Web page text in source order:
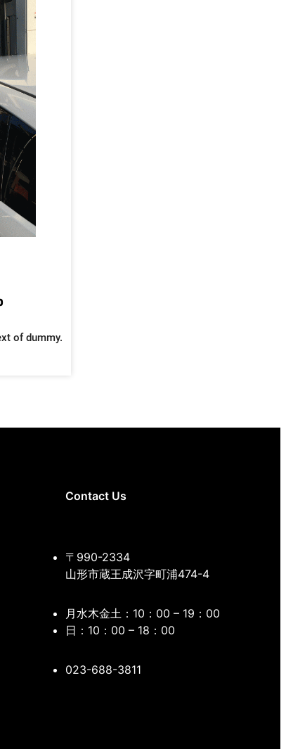
of dummy.
Contact Us
〒990-2334
山形市蔵王成沢字町浦474-4
月水木金土：10：00 – 19：00
日：10：00 – 18：00
023-688-3811